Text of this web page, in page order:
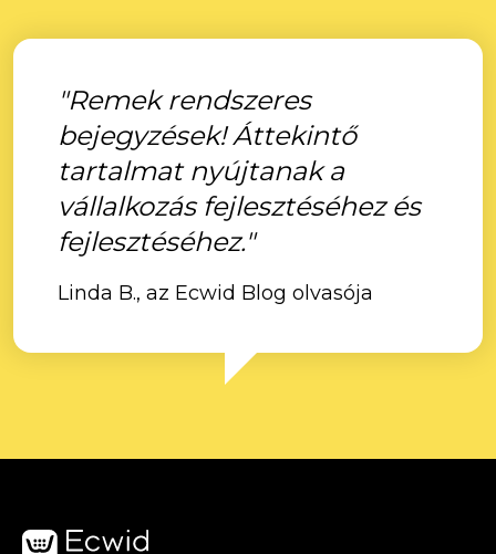
"Remek rendszeres
bejegyzések! Áttekintő
tartalmat nyújtanak a
vállalkozás fejlesztéséhez és
fejlesztéséhez."
Linda B., az Ecwid Blog olvasója